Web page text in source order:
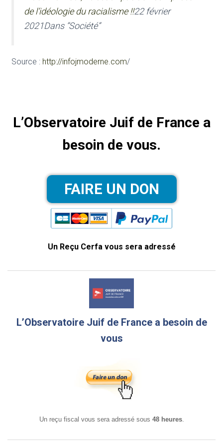
de l’idéologie du racialisme !!22 février
2021Dans “Société”
Source : http://infojmoderne.com/
L’Observatoire Juif de France a
besoin de vous.
Un Reçu Cerfa vous sera adressé
L’Observatoire Juif de France a besoin de
vous
Un reçu fiscal vous sera adressé sous 48 heures.